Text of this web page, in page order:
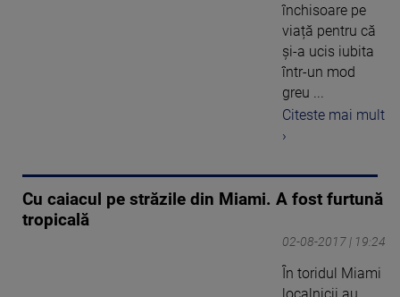
închisoare pe
viață pentru că
și-a ucis iubita
într-un mod
greu ...
Citeste mai mult
›
Cu caiacul pe străzile din Miami. A fost furtună
tropicală
02-08-2017 | 19:24
În toridul Miami